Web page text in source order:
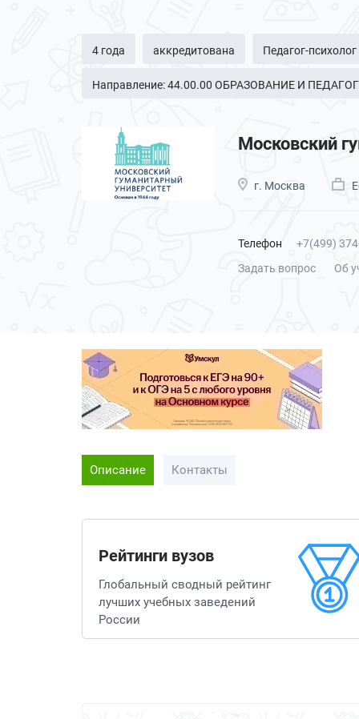
4 года аккредитована Педагог-психолог
Направление: 44.00.00 ОБРАЗОВАНИЕ И
Московский
г. Москва
Телефон
+7(499)
Задать вопрос
Об
Описание Контакты
Рейтинги вузов
Глобальный сводный рейтинг
лучших учебных заведений
России